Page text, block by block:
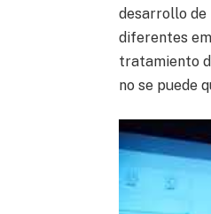
desarrollo
diferentes
tratamiento
no se puede